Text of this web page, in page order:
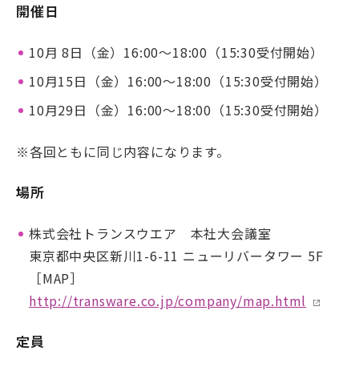
開催日
10月 8日（金）16:00～18:00（15:30受付開始）
10月15日（金）16:00～18:00（15:30受付開始）
10月29日（金）16:00～18:00（15:30受付開始）
※各回ともに同じ内容になります。
場所
株式会社トランスウエア 本社大会議室
東京都中央区新川1-6-11 ニューリバータワー 5F
［MAP］
http://transware.co.jp/company/map.html
定員